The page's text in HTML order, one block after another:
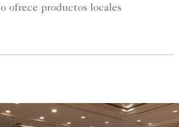
ofrece productos locales